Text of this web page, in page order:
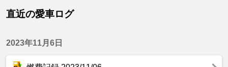
直近の愛車ログ
2023年11月6日